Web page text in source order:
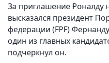
За приглашение Роналду
высказался президент
федерации (FPF)
один из главных
подчеркнул он.